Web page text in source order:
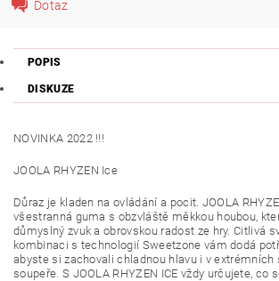
Dotaz
POPIS
DISKUZE
NOVINKA 2022 !!!
JOOLA RHYZEN Ice
Důraz je kladen na ovládání a pocit. JOOLA
všestranná guma s obzvláště měkkou houbou,
důmyslný zvuk a obrovskou radost ze hry. Citlivá
kombinaci s technologií Sweetzone vám dodá
abyste si zachovali chladnou hlavu i v extrémních
soupeře. S JOOLA RHYZEN ICE vždy určujete, co